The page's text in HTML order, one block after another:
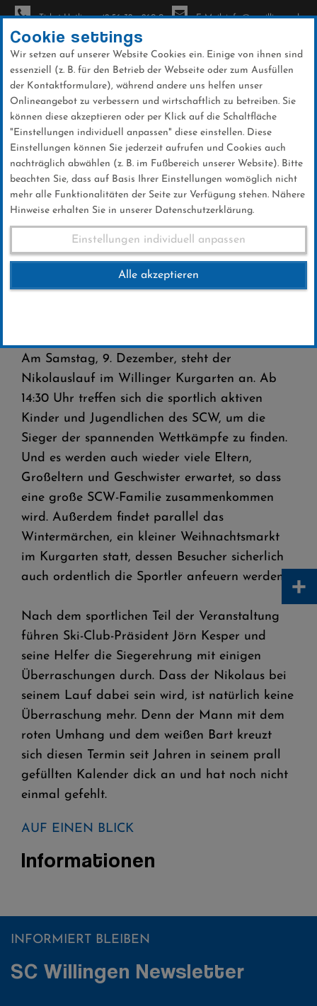
Direkt
zum
Inhalt
Ticket-Hotline: +49 56 32 - 960-0 E-Mail: info@sc-willingen.de
Nikolauslauf
Nikolauslauf
09.DEZEMBER 2023
Am Samstag, 9. Dezember, steht der
Nikolauslauf im Willinger Kurgarten an. Ab
14:30 Uhr treffen sich die sportlich aktiven
Kinder und Jugendlichen des SCW, um die
Sieger der spannenden Wettkämpfe zu finden.
Und es werden auch wieder viele Eltern,
Großeltern und Geschwister erwartet, so dass
eine große SCW-Familie zusammenkommen
wird. Außerdem findet parallel das
Wintermärchen, ein kleiner Weihnachtsmarkt
im Kurgarten statt, dessen Besucher sicherlich
auch ordentlich die Sportler anfeuern werden.
Nach dem sportlichen Teil der Veranstaltung
führen Ski-Club-Präsident Jörn Kesper und
seine Helfer die Siegerehrung mit einigen
Überraschungen durch. Dass der Nikolaus bei
seinem Lauf dabei sein wird, ist natürlich keine
Überraschung mehr. Denn der Mann mit dem
roten Umhang und dem weißen Bart kreuzt
sich diesen Termin seit Jahren in seinem prall
gefüllten Kalender dick an und hat noch nicht
einmal gefehlt.
AUF EINEN BLICK
Informationen
Cookie settings
Wir setzen auf unserer Website Cookies ein. Einige von ihnen sind
essenziell (z. B. für den Betrieb der Webseite oder zum Ausfüllen
der Kontaktformulare), während andere uns helfen unser
Onlineangebot zu verbessern und wirtschaftlich zu betreiben. Sie
können diese akzeptieren oder per Klick auf die Schaltfläche
"Einstellungen individuell anpassen" diese einstellen. Diese
Einstellungen können Sie jederzeit aufrufen und Cookies auch
nachträglich abwählen (z. B. im Fußbereich unserer Website). Bitte
beachten Sie, dass auf Basis Ihrer Einstellungen womöglich nicht
mehr alle Funktionalitäten der Seite zur Verfügung stehen. Nähere
Hinweise erhalten Sie in unserer Datenschutzerklärung.
Einstellungen individuell anpassen
Alle akzeptieren
INFORMIERT BLEIBEN
SC Willingen Newsletter
+